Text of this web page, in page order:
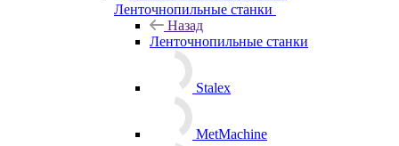
Ленточнопильные станки
Назад
Ленточнопильные станки
Pilous
Назад
Фрезерные станки